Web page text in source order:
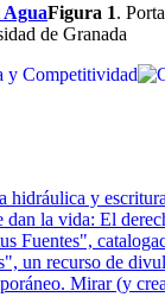
Figura 1.
de Granada
hidráulica y
dan la vida: El
Fuentes",
un recurso de
Mirar (y